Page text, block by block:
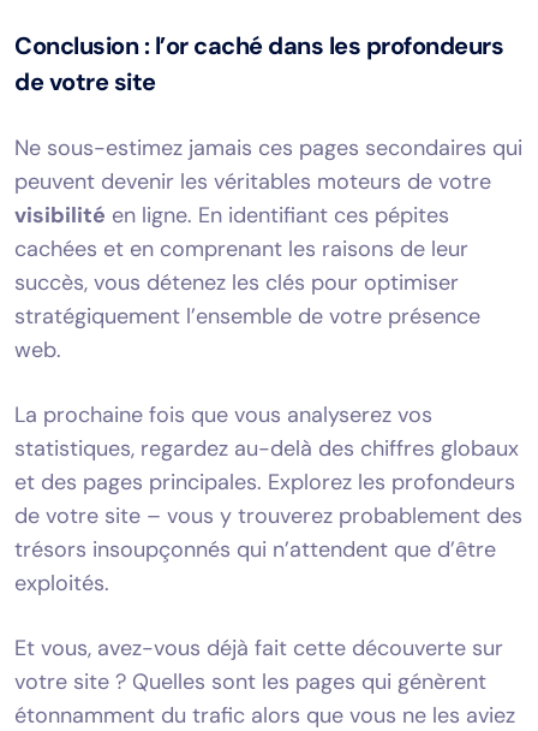
Conclusion : l’or caché dans les profondeurs
de votre site
Ne sous-estimez jamais ces pages secondaires qui
peuvent devenir les véritables moteurs de votre
visibilité en ligne. En identifiant ces pépites
cachées et en comprenant les raisons de leur
succès, vous détenez les clés pour optimiser
stratégiquement l’ensemble de votre présence
web.
La prochaine fois que vous analyserez vos
statistiques, regardez au-delà des chiffres globaux
et des pages principales. Explorez les profondeurs
de votre site – vous y trouverez probablement des
trésors insoupçonnés qui n’attendent que d’être
exploités.
Et vous, avez-vous déjà fait cette découverte sur
votre site ? Quelles sont les pages qui génèrent
étonnamment du trafic alors que vous ne les aviez